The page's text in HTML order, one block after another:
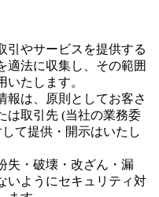
引やサービスを提供する
適法に収集し、その範囲
たします。
報は、原則としてお客さ
は取引先 (当社の業務委
て提供・開示はいたし
失・破壊・改ざん・漏
いようにセキュリティ対